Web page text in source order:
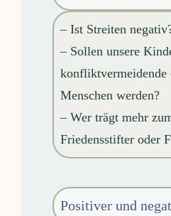
– Ist Streiten
– Sollen unsere
Menschen werden?
– Wer trägt mehr
Friedensstifter oder
Positiver und